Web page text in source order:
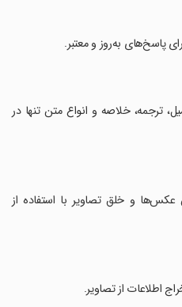
پاسخ‌های به‌روز و معتبر.
ترجمه، خلاصه و انواع متن تنها در
و خلق تصاویر با استفاده از
اطلاعات از تصاویر.